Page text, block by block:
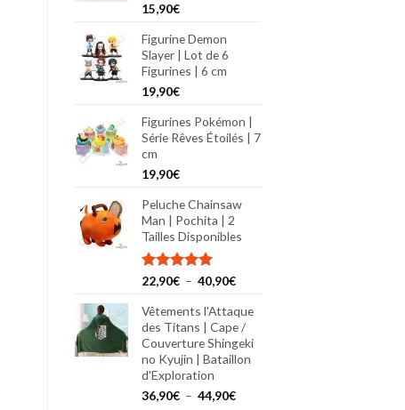
15,90€
Figurine Demon
Slayer | Lot de 6
Figurines | 6 cm
19,90€
Figurines Pokémon |
Série Rêves Étoilés | 7
cm
19,90€
Peluche Chainsaw
Man | Pochita | 2
Tailles Disponibles
Note5.00
22,90€ – 40,90€Plage
prix :
22,90€
à
40,90€
Vêtements l'Attaque
des Titans | Cape /
Couverture Shingeki
no Kyujin | Bataillon
d'Exploration
36,90€ – 44,90€Plage